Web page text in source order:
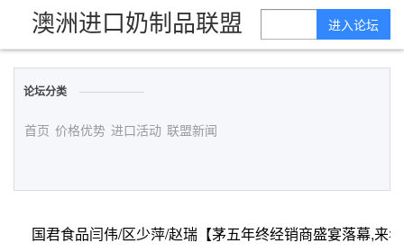
澳洲进口奶制品联盟 进入论坛
论坛分类
首页 价格优势 进口活动 联盟新闻